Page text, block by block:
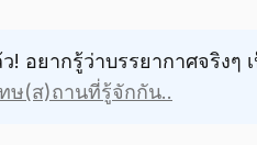
! อยากรู้ว่าบรรยากาศจริงๆ
ษ(ส)ถานที่รู้จักกัน..